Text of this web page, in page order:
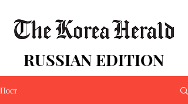
RUSSIAN EDITION
Пост